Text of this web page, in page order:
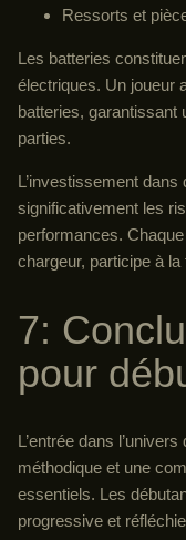
Ressorts et
Les batteries
électriques. Un joueur
batteries, garantissant
parties.
L’investissement
significativement les
performances.
chargeur, participe à la
7:
pour
L’entrée dans
méthodique et une
essentiels. Les
progressive et